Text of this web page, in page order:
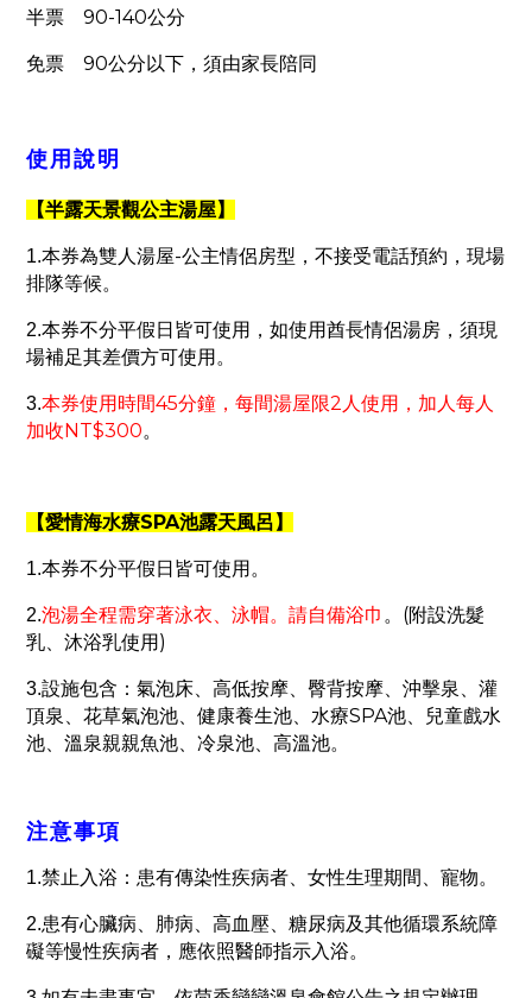
半票 90-140公分
免票 90公分以下，須由家長陪同
使用說明
【半露天景觀公主湯屋】
1.本券為雙人湯屋-公主情侶房型，不接受電話預約，現場
排隊等候。
2.本券不分平假日皆可使用，如使用酋長情侶湯房，須現
場補足其差價方可使用。
3.本券使用時間45分鐘，每間湯屋限2 人使用，加人每人
加收 NT$300。
【愛情海水療SPA池露天風呂】
1.本券不分平假日皆可使用。
2.泡湯全程需穿著泳衣、泳帽。請自備浴巾 。 (附設洗髮
乳、沐浴乳使用 )
3.設施包含：氣泡床、高低按摩、臀背按摩、沖擊泉、灌
頂泉、花草氣泡池、健康養生池、水療SPA池、兒童戲水
池、溫泉親親魚池、冷泉池、高溫池。
注意事項
1.禁止入浴：患有傳染性疾病者、女性生理期間、寵物。
2.患有心臟病、肺病、高血壓、糖尿病及其他循環系統障
礙等慢性疾病者，應依照醫師指示入浴。